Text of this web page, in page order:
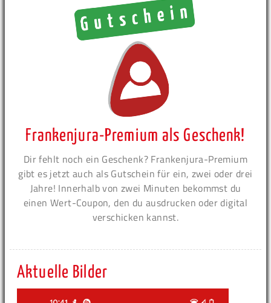
Frankenjura-Premium als Geschenk!
Dir fehlt noch ein Geschenk? Frankenjura-Premium
gibt es jetzt auch als Gutschein für ein, zwei oder drei
Jahre! Innerhalb von zwei Minuten bekommst du
einen Wert-Coupon, den du ausdrucken oder digital
verschicken kannst.
Aktuelle Bilder